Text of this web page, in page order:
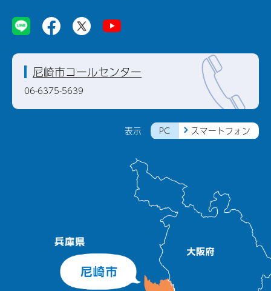
表示 PC スマートフォン
尼崎市コールセンター
06-6375-5639